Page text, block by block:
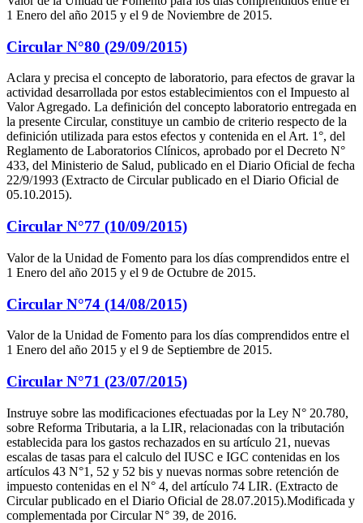
1 Enero del año 2015 y el 9 de Noviembre de 2015.
Circular N°80 (29/09/2015)
Aclara y precisa el concepto de laboratorio, para efectos de gravar la
actividad desarrollada por estos establecimientos con el Impuesto al
Valor Agregado. La definición del concepto laboratorio entregada en
la presente Circular, constituye un cambio de criterio respecto de la
definición utilizada para estos efectos y contenida en el Art. 1°, del
Reglamento de Laboratorios Clínicos, aprobado por el Decreto N°
433, del Ministerio de Salud, publicado en el Diario Oficial de fecha
22/9/1993 (Extracto de Circular publicado en el Diario Oficial de
05.10.2015).
Circular N°77 (10/09/2015)
Valor de la Unidad de Fomento para los días comprendidos entre el
1 Enero del año 2015 y el 9 de Octubre de 2015.
Circular N°74 (14/08/2015)
Valor de la Unidad de Fomento para los días comprendidos entre el
1 Enero del año 2015 y el 9 de Septiembre de 2015.
Circular N°71 (23/07/2015)
Instruye sobre las modificaciones efectuadas por la Ley N° 20.780,
sobre Reforma Tributaria, a la LIR, relacionadas con la tributación
establecida para los gastos rechazados en su artículo 21, nuevas
escalas de tasas para el calculo del IUSC e IGC contenidas en los
artículos 43 N°1, 52 y 52 bis y nuevas normas sobre retención de
impuesto contenidas en el N° 4, del artículo 74 LIR. (Extracto de
Circular publicado en el Diario Oficial de 28.07.2015).Modificada y
complementada por Circular N° 39, de 2016.